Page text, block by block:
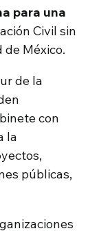
para una
Civil sin
de México.
de la
con
la
públicas,